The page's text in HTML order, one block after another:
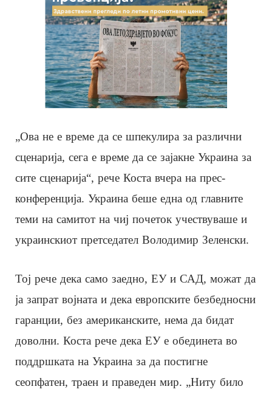
„Ова не е време да се шпекулира за различни
сценарија, сега е време да се зајакне Украина за
сите сценарија“, рече Коста вчера на прес-
конференција. Украина беше една од главните
теми на самитот на чиј почеток учествуваше и
украинскиот претседател Володимир Зеленски.
Тој рече дека само заедно, ЕУ и САД, можат да
ја запрат војната и дека европските безбедносни
гаранции, без американските, нема да бидат
доволни. Коста рече дека ЕУ е обединета во
поддршката на Украина за да постигне
сеопфатен, траен и праведен мир. „Ниту било